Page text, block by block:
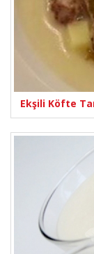
Ekşili Köfte